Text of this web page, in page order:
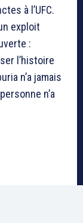
à l’UFC.
exploit
:
l’histoire
n’a jamais
n’a